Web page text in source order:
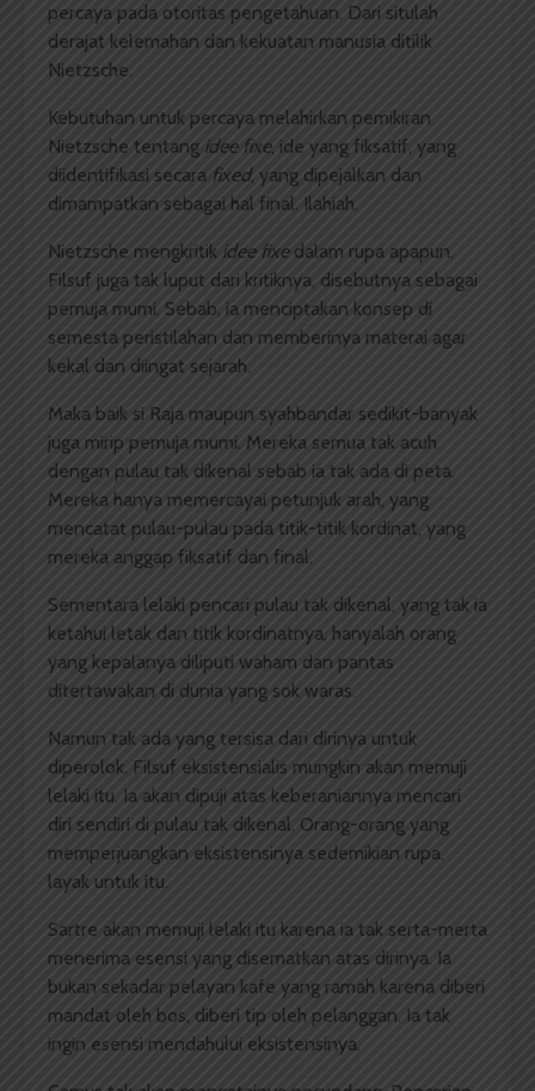
percaya pada otoritas pengetahuan. Dari situlah
derajat kelemahan dan kekuatan manusia ditilik
Nietzsche.
Kebutuhan untuk percaya melahirkan pemikiran
Nietzsche tentang idee fixe, ide yang fiksatif, yang
diidentifikasi secara fixed, yang dipejalkan dan
dimampatkan sebagai hal final. Ilahiah.
Nietzsche mengkritik idee fixedalam rupa apapun.
Filsuf juga tak luput dari kritiknya, disebutnya sebagai
pemuja mumi. Sebab, ia menciptakan konsep di
semesta peristilahan dan memberinya materai agar
kekal dan diingat sejarah.
Maka baik si Raja maupun syahbandar sedikit-banyak
juga mirip pemuja mumi. Mereka semua tak acuh
dengan pulau tak dikenal sebab ia tak ada di peta.
Mereka hanya memercayai petunjuk arah, yang
mencatat pulau-pulau pada titik-titik kordinat, yang
mereka anggap fiksatif dan final.
Sementara lelaki pencari pulau tak dikenal, yang tak ia
ketahui letak dan titik kordinatnya, hanyalah orang
yang kepalanya diliputi waham dan pantas
ditertawakan di dunia yang sok waras.
Namun tak ada yang tersisa dari dirinya untuk
diperolok. Filsuf eksistensialis mungkin akan memuji
lelaki itu. Ia akan dipuji atas keberaniannya mencari
diri sendiri di pulau tak dikenal. Orang-orang yang
memperjuangkan eksistensinya sedemikian rupa,
layak untuk itu.
Sartre akan memuji lelaki itu karena ia tak serta-merta
menerima esensi yang disematkan atas dirinya. Ia
bukan sekadar pelayan kafe yang ramah karena diberi
mandat oleh bos, diberi tip oleh pelanggan. Ia tak
ingin esensi mendahului eksistensinya.